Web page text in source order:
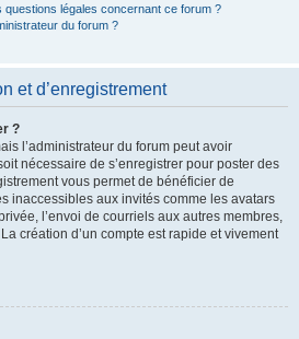
légales concernant ce forum ?
du forum ?
et d’enregistrement
?
l’administrateur du forum peut avoir
nécessaire de s’enregistrer pour poster des
vous permet de bénéficier de
inaccessibles aux invités comme les avatars
l’envoi de courriels aux autres membres,
création d’un compte est rapide et vivement